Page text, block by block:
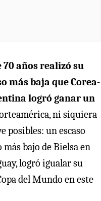
70 años realizó su
más baja que Corea-
logró ganar un
ni siquiera
posibles: un escaso
más bajo de Bielsa en
logró igualar su
del Mundo en este